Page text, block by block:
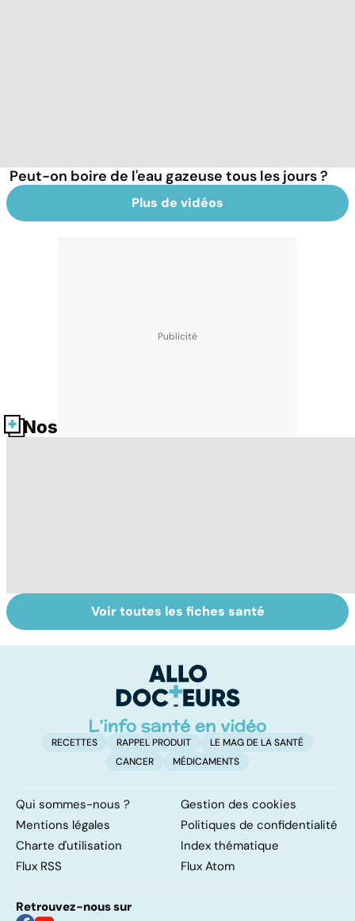
Peut-on boire de l'eau gazeuse tous les jours ?
Plus de vidéos
Nos fiches santé
Pré-éclampsie :
attention,
De bonnes
raisons pour ne
grain de sel
Voir toutes les fiches santé
RECETTES RAPPEL PRODUIT
LE MAG DE LA SANTÉ
CANCER
MÉDICAMENTS
Qui sommes-nous ?
Gestion des cookies
Mentions légales
Politiques de confidentialité
Charte d'utilisation
Index thématique
Flux RSS
Flux Atom
Retrouvez-nous sur